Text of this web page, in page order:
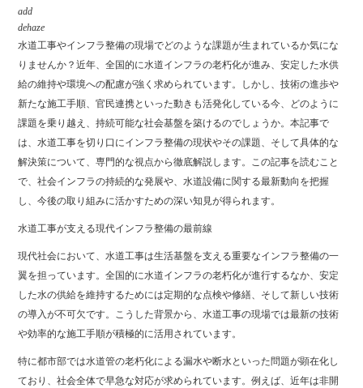
add
dehaze
水道工事やインフラ整備の現場でどのような課題が生まれているか気にな
りませんか？近年、全国的に水道インフラの老朽化が進み、安定した水供
給の維持や環境への配慮が強く求められています。しかし、技術の進歩や
新たな施工手順、官民連携といった動きも活発化している今、どのように
課題を乗り越え、持続可能な社会基盤を築けるのでしょうか。本記事で
は、水道工事を切り口にインフラ整備の現状やその課題、そして具体的な
解決策について、専門的な視点から徹底解説します。この記事を読むこと
で、社会インフラの持続的な発展や、水道設備に関する最新動向を把握
し、今後の取り組みに活かすための深い知見が得られます。
水道工事が支える現代インフラ整備の最前線
現代社会において、水道工事は生活基盤を支える重要なインフラ整備の一
翼を担っています。全国的に水道インフラの老朽化が進行するなか、安定
した水の供給を維持するためには定期的な点検や修繕、そして新しい技術
の導入が不可欠です。こうした背景から、水道工事の現場では最新の技術
や効率的な施工手順が積極的に活用されています。
特に都市部では水道管の老朽化による漏水や断水といった問題が顕在化し
ており、社会全体で早急な対応が求められています。例えば、近年は非開